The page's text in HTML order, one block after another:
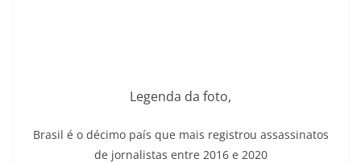
Legenda da foto,
Brasil é o décimo país que mais registrou assassinatos
de jornalistas entre 2016 e 2020